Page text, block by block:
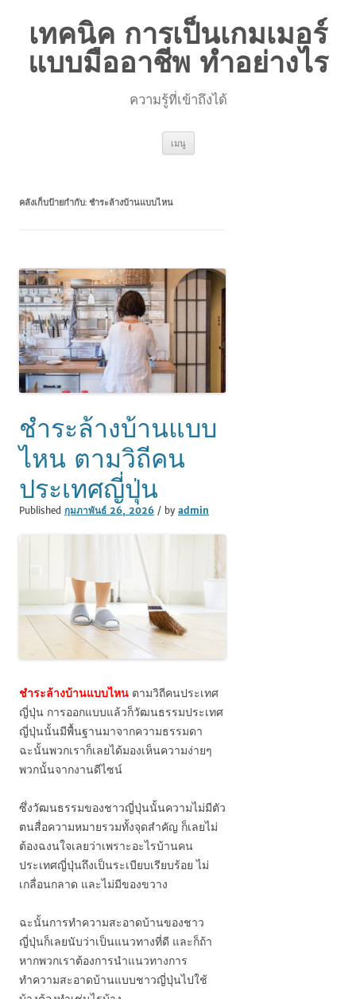
เทคนิค การเป็นเกมเมอร์
แบบมืออาชีพ ทำอย่างไร
ความรู้ที่เข้าถึงได้
เมนู ข้าม
ยัง
คลังเก็บป้ายกำกับ: ชำระล้างบ้านแบบไหน
ชำระล้างบ้านแบบ
ไหน ตามวิถีคน
ประเทศญี่ปุ่น
Published กุมภาพันธ์ 26, 2026 / by admin
ชำระล้างบ้านแบบไหน ตามวิถีคนประเทศ
ญี่ปุ่น การออกแบบแล้วก็วัฒนธรรมประเทศ
ญี่ปุ่นนั้นมีพื้นฐานมาจากความธรรมดา
ฉะนั้นพวกเราก็เลยได้มองเห็นความง่ายๆ
พวกนั้นจากงานดีไซน์
ซึ่งวัฒนธรรมของชาวญี่ปุ่นนั้นความไม่มีตัว
ตนสื่อความหมายรวมทั้งจุดสำคัญ ก็เลยไม่
ต้องฉงนใจเลยว่าเพราะอะไรบ้านคน
ประเทศญี่ปุ่นถึงเป็นระเบียบเรียบร้อย ไม่
เกลื่อนกลาด และไม่มีของขวาง
ฉะนั้นการทำความสะอาดบ้านของชาว
ญี่ปุ่นก็เลยนับว่าเป็นแนวทางที่ดี และก็ถ้า
หากพวกเราต้องการนำแนวทางการ
ทำความสะอาดบ้านแบบชาวญี่ปุ่นไปใช้